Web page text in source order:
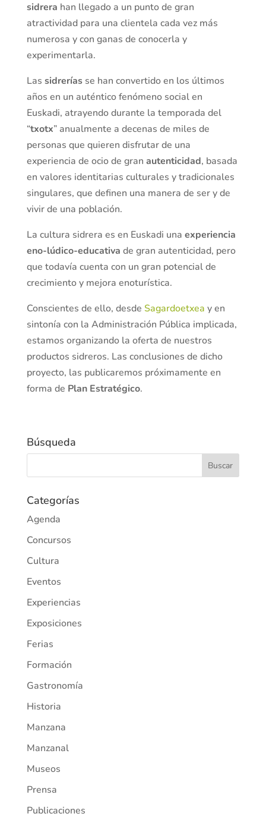
sidrera han llegado a un punto de gran
atractividad para una clientela cada vez más
numerosa y con ganas de conocerla y
experimentarla.
Las sidrerías se han convertido en los últimos
años en un auténtico fenómeno social en
Euskadi, atrayendo durante la temporada del
“txotx” anualmente a decenas de miles de
personas que quieren disfrutar de una
experiencia de ocio de gran autenticidad, basada
en valores identitarias culturales y tradicionales
singulares, que definen una manera de ser y de
vivir de una población.
La cultura sidrera es en Euskadi una experiencia
eno-lúdico-educativa de gran autenticidad, pero
que todavía cuenta con un gran potencial de
crecimiento y mejora enoturística.
Conscientes de ello, desde Sagardoetxea y en
sintonía con la Administración Pública implicada,
estamos organizando la oferta de nuestros
productos sidreros. Las conclusiones de dicho
proyecto, las publicaremos próximamente en
forma de Plan Estratégico.
Búsqueda
Categorías
Agenda
Concursos
Cultura
Eventos
Experiencias
Exposiciones
Ferias
Formación
Gastronomía
Historia
Manzana
Manzanal
Museos
Prensa
Publicaciones